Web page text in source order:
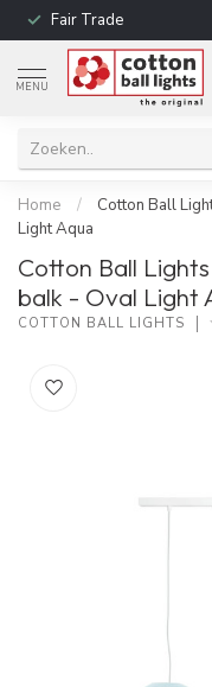
Fair Trade
MENU
Home /
Cotton Ball
Light Aqua
Cotton Ball
balk - Oval Light
COTTON BALL LIGHTS